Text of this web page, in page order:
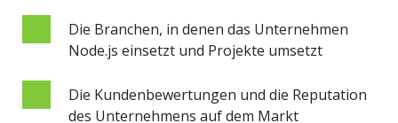
Die Branchen, in denen das Unternehmen
Node.js einsetzt und Projekte umsetzt
Die Kundenbewertungen und die Reputation
des Unternehmens auf dem Markt